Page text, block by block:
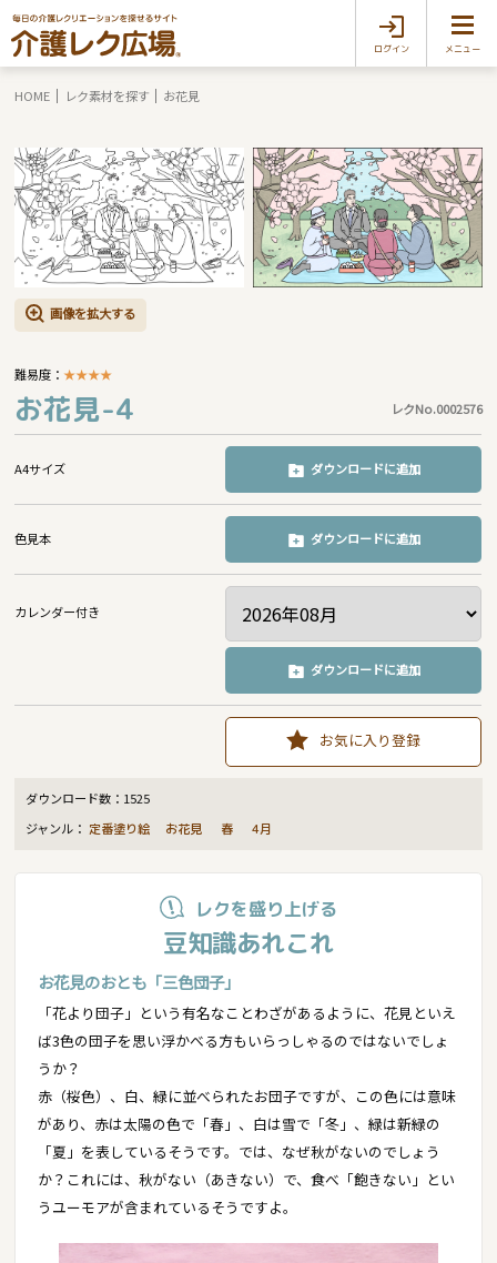
ログイン メニュー
HOME レク素材を探す お花見
画像を拡大する
難易度：★★★★
お花見-4 レクNo.0002576
A4サイズ ダウンロードに追加
色見本 ダウンロードに追加
カレンダー付き
ダウンロードに追加
お気に入り登録
ダウンロード数： 1525
ジャンル： 定番塗り絵 お花見 春 4月
レクを盛り上げる
豆知識あれこれ
お花見のおとも「三色団子」
「花より団子」という有名なことわざがあるように、花見といえ
ば3色の団子を思い浮かべる方もいらっしゃるのではないでしょ
うか？
赤（桜色）、白、緑に並べられたお団子ですが、この色には意味
があり、赤は太陽の色で「春」、白は雪で「冬」、緑は新緑の
「夏」を表しているそうです。では、なぜ秋がないのでしょう
か？これには、秋がない（あきない）で、食べ「飽きない」とい
うユーモアが含まれているそうですよ。